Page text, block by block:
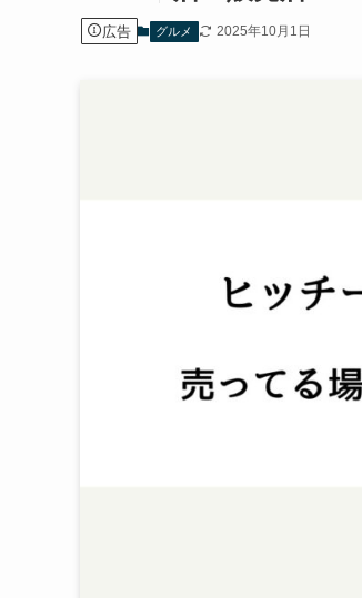
広告 グルメ 2025年10月1日